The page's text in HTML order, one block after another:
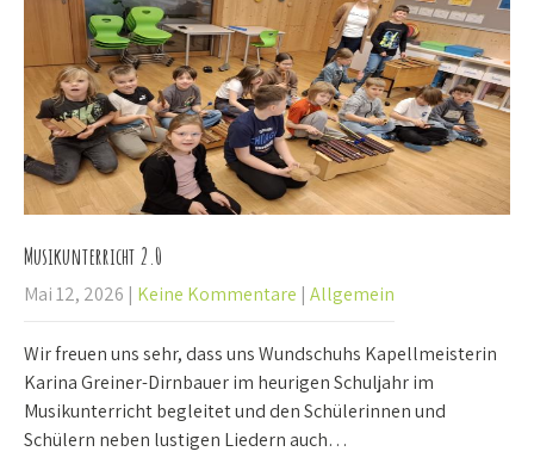
Musikunterricht 2.0
Mai 12, 2026 | Keine Kommentare | Allgemein
Wir freuen uns sehr, dass uns Wundschuhs Kapellmeisterin
Karina Greiner-Dirnbauer im heurigen Schuljahr im
Musikunterricht begleitet und den Schülerinnen und
Schülern neben lustigen Liedern auch…